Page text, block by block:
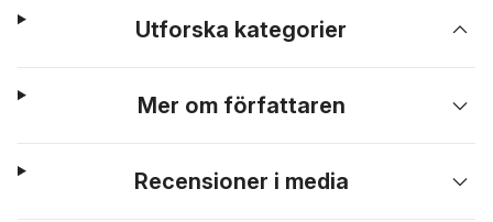
Utforska kategorier
Mer om författaren
Recensioner i media